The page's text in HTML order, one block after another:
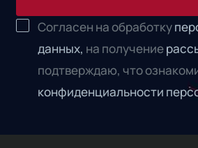
Согласен на обработку
данных, на получение
подтверждаю, что
конфиденциальности